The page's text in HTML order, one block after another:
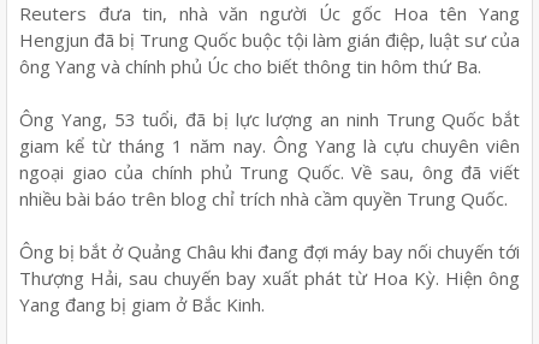
Reuters đưa tin, nhà văn người Úc gốc Hoa tên Yang
Hengjun đã bị Trung Quốc buộc tội làm gián điệp, luật sư của
ông Yang và chính phủ Úc cho biết thông tin hôm thứ Ba.
Ông Yang, 53 tuổi, đã bị lực lượng an ninh Trung Quốc bắt
giam kể từ tháng 1 năm nay. Ông Yang là cựu chuyên viên
ngoại giao của chính phủ Trung Quốc. Về sau, ông đã viết
nhiều bài báo trên blog chỉ trích nhà cầm quyền Trung Quốc.
Ông bị bắt ở Quảng Châu khi đang đợi máy bay nối chuyến tới
Thượng Hải, sau chuyến bay xuất phát từ Hoa Kỳ. Hiện ông
Yang đang bị giam ở Bắc Kinh.